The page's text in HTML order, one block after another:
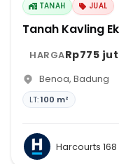
TANAH JUAL
Tanah Kavling
HARGARp775
Benoa, Badung
LT:100 m²
Harcourts 168